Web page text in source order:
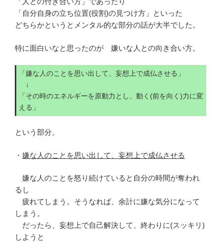
「自分自身の立ち位置(役割)の見つけ方」といった
どちらかというとメンタル的な部分の話が大半でした。
特に面白いなと思ったのが 嫌いな人との向き合い方。
「嫌な人のことを思い出して、妄想上で成仏させる」
↓
「その時のエネルギーを原動力とし、動く(前を向く)力に変
える」
という部分。
・ 嫌な人のことを思い出して、妄想上で成仏させる
嫌な人のことを怒り続けていると自分の時間が奪われ
るし
疲れてしまう。そうなれば、余計に嫌な気分になって
しまう。
だったら、妄想上で自己解決して、終わりに(スッキリ)
しようと